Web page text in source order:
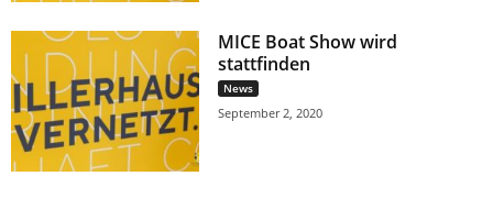
MICE Boat Show wird
stattfinden
News
September 2, 2020